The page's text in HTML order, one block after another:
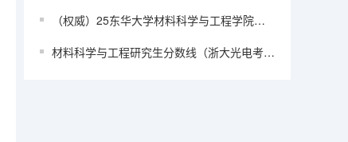
（权威）25东华大学材料科学与工程学院拟录取数据分析 东华大学MPAcc21-23年分数线和录取情况分析！
材料科学与工程研究生分数线（浙大光电考研分数线）